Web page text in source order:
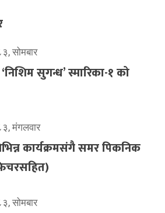
सोमबार
सुगन्ध’ स्मारिका-१ को
मंगलवार
कार्यक्रमसंगै समर पिकनिक
सोमबार